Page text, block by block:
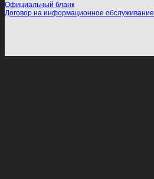
Официальный бланк
Договор на информационное обслуживание